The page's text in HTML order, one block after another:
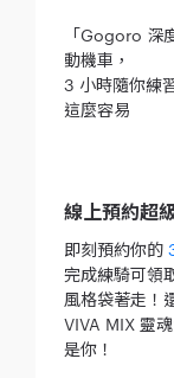
「Gogoro 深
動機車，
3 小時隨你練
這麼容易
線上預約超
即刻預約你的
完成練騎可領
風格袋著走！
VIVA MIX 靈
是你！